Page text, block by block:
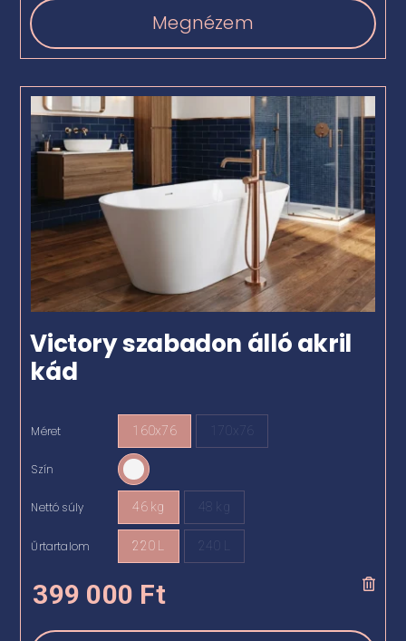
Megnézem
Victory szabadon álló akril
kád
Méret 160x76 170x76
Szín
Nettó súly 46 kg 48 kg
Űrtartalom 220 L 240 L
399 000 Ft